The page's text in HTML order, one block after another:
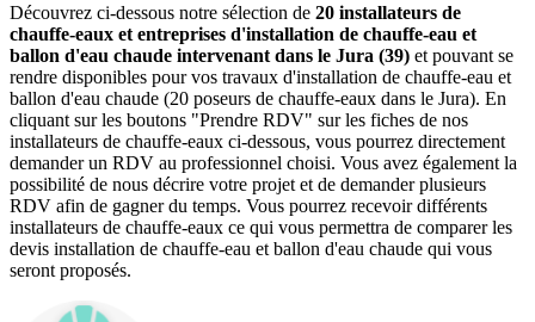
Découvrez ci-dessous notre sélection de 20 installateurs de
chauffe-eaux et entreprises d'installation de chauffe-eau et
ballon d'eau chaude intervenant dans le Jura (39) et pouvant se
rendre disponibles pour vos travaux d'installation de chauffe-eau et
ballon d'eau chaude (20 poseurs de chauffe-eaux dans le Jura). En
cliquant sur les boutons "Prendre RDV" sur les fiches de nos
installateurs de chauffe-eaux ci-dessous, vous pourrez directement
demander un RDV au professionnel choisi. Vous avez également la
possibilité de nous décrire votre projet et de demander plusieurs
RDV afin de gagner du temps. Vous pourrez recevoir différents
installateurs de chauffe-eaux ce qui vous permettra de comparer les
devis installation de chauffe-eau et ballon d'eau chaude qui vous
seront proposés.